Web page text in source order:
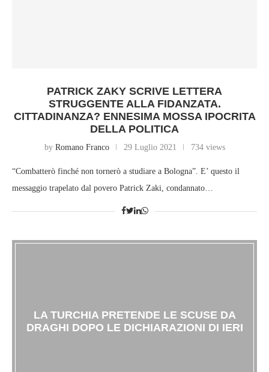
PATRICK ZAKY SCRIVE LETTERA
STRUGGENTE ALLA FIDANZATA.
CITTADINANZA? ENNESIMA MOSSA IPOCRITA
DELLA POLITICA
by Romano Franco 29 Luglio 2021 734 views
“Combatterò finché non tornerò a studiare a Bologna”. E’ questo il
messaggio trapelato dal povero Patrick Zaki, condannato…
LA TURCHIA PRETENDE LE SCUSE DA
DRAGHI DOPO LE DICHIARAZIONI DI IERI